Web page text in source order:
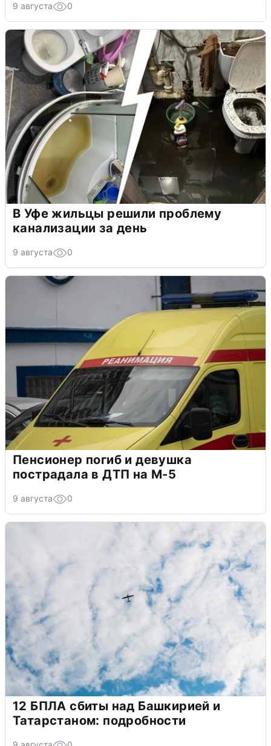
9 августа 0
В Уфе жильцы решили проблему
канализации за день
9 августа 0
Пенсионер погиб и девушка
пострадала в ДТП на М-5
9 августа 0
12 БПЛА сбиты над Башкирией и
Татарстаном: подробности